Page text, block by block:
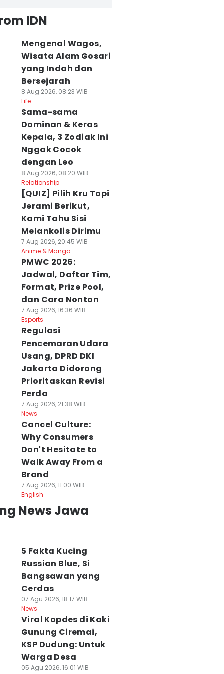
IDN
Mengenal Wagos,
Wisata Alam Gosari
yang Indah dan
Bersejarah
8 Aug 2026, 08:23 WIB
Life
Sama-sama
Dominan & Keras
Kepala, 3 Zodiak Ini
Nggak Cocok
dengan Leo
8 Aug 2026, 08:20 WIB
Relationship
[QUIZ] Pilih Kru Topi
Jerami Berikut,
Kami Tahu Sisi
Melankolis Dirimu
7 Aug 2026, 20:45 WIB
Anime & Manga
PMWC 2026:
Jadwal, Daftar Tim,
Format, Prize Pool,
dan Cara Nonton
7 Aug 2026, 16:36 WIB
Esports
Regulasi
Pencemaran Udara
Usang, DPRD DKI
Jakarta Didorong
Prioritaskan Revisi
Perda
7 Aug 2026, 21:38 WIB
News
Cancel Culture:
Why Consumers
Don't Hesitate to
Walk Away From a
Brand
7 Aug 2026, 11:00 WIB
English
News Jawa
5 Fakta Kucing
Russian Blue, Si
Bangsawan yang
Cerdas
07 Agu 2026, 18:17 WIB
News
Viral Kopdes di Kaki
Gunung Ciremai,
KSP Dudung: Untuk
Warga Desa
05 Agu 2026, 16:01 WIB